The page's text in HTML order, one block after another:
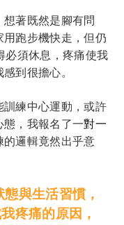
著既然是腳有問
跑步機快走，但仍
必須休息，疼痛使我
到很擔心。
訓練中心運動，或許
態，我報名了一對一
的邏輯竟然出乎意
與生活習慣，
疼痛的原因，